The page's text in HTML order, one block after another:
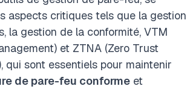
aspects critiques tels que la gestion
la gestion de la conformité, VTM
et ZTNA (Zero Trust
qui sont essentiels pour maintenir
de pare-feu conforme et